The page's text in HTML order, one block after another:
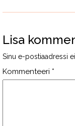
Lisa
Sinu e-postiaadressi ei
Kommenteeri *